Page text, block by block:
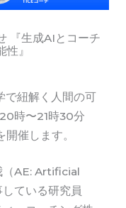
『生成AIとコーチ
』
で紐解く人間の可
時〜21時30分
催します。
（AE: Artificial
ている研究員